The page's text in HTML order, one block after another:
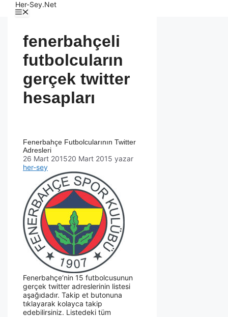
Her-Sey.Net
fenerbahçeli
futbolcuların
gerçek twitter
hesapları
Fenerbahçe Futbolcularının Twitter
Adresleri
26 Mart 201520 Mart 2015 yazar
her-sey
Fenerbahçe‘nin 15 futbolcusunun
gerçek twitter adreslerinin listesi
aşağıdadır. Takip et butonuna
tıklayarak kolayca takip
edebilirsiniz. Listedeki tüm